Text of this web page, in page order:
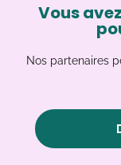
Vous
Nos partenaires